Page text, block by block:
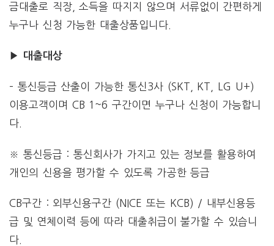
금대출로 직장, 소득을 따지지 않으며 서류없이 간편하게
누구나 신청 가능한 대출상품입니다.
▶ 대출대상
– 통신등급 산출이 가능한 통신3사 (SKT, KT, LG U+)
이용고객이며 CB 1~6 구간이면 누구나 신청이 가능합니
다.
※ 통신등급 : 통신회사가 가지고 있는 정보를 활용하여
개인의 신용을 평가할 수 있도록 가공한 등급
CB구간 : 외부신용구간 (NICE 또는 KCB) / 내부신용등
급 및 연체이력 등에 따라 대출취급이 불가할 수 있습니
다.